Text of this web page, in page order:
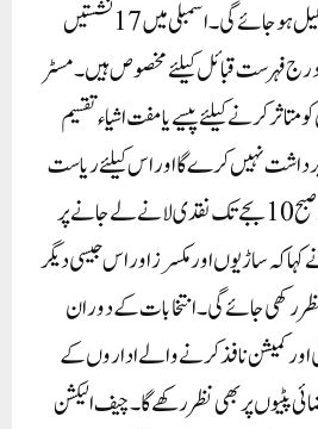
اور اس سے پہلے اسمبلی کی تشکیل ہو جائے گی۔ اسمبلی میں 17نشستیں
فہرست قبائل کیلئے مخصوص ہیں۔مسٹر
کرنے کیلئے پیسے یا مفت اشیاء تقسیم
نہیں کرے گا اور اس کیلئے ریاست
میں شام 5بجے سے اگلے دن صبح 10بجے تک نقدی لانے لے جانے پر
کہ ساڑیوں اور مکسرز اور اس جیسی دیگر
رکھی جائے گی۔ انتخابات کے دوران
کمیشن نافذ کرنے والے اداروں کے
پٹیوں پر بھی نظر رکھے گا۔چیف الیکشن